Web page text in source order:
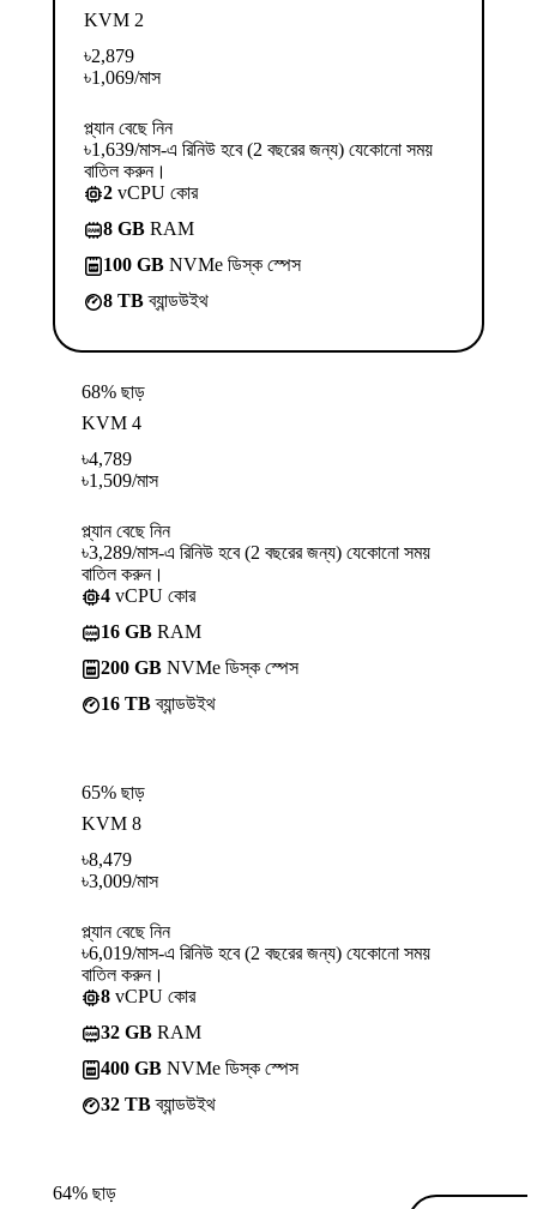
KVM 2
৳2,879
৳1,069/মাস
প্ল্যান বেছে নিন
৳1,639/মাস-এ রিনিউ হবে (2 বছরের জন্য) যেকোনো সময়
বাতিল করুন।
2 vCPU কোর
8 GB RAM
100 GB NVMe ডিস্ক স্পেস
8 TBব্যান্ডউইথ
68% ছাড়
KVM 4
৳4,789
৳1,509/মাস
প্ল্যান বেছে নিন
৳3,289/মাস-এ রিনিউ হবে (2 বছরের জন্য) যেকোনো সময়
বাতিল করুন।
4 vCPU কোর
16 GB RAM
200 GB NVMe ডিস্ক স্পেস
16 TBব্যান্ডউইথ
65% ছাড়
KVM 8
৳8,479
৳3,009/মাস
প্ল্যান বেছে নিন
৳6,019/মাস-এ রিনিউ হবে (2 বছরের জন্য) যেকোনো সময়
বাতিল করুন।
8 vCPU কোর
32 GB RAM
400 GB NVMe ডিস্ক স্পেস
32 TBব্যান্ডউইথ
64% ছাড়